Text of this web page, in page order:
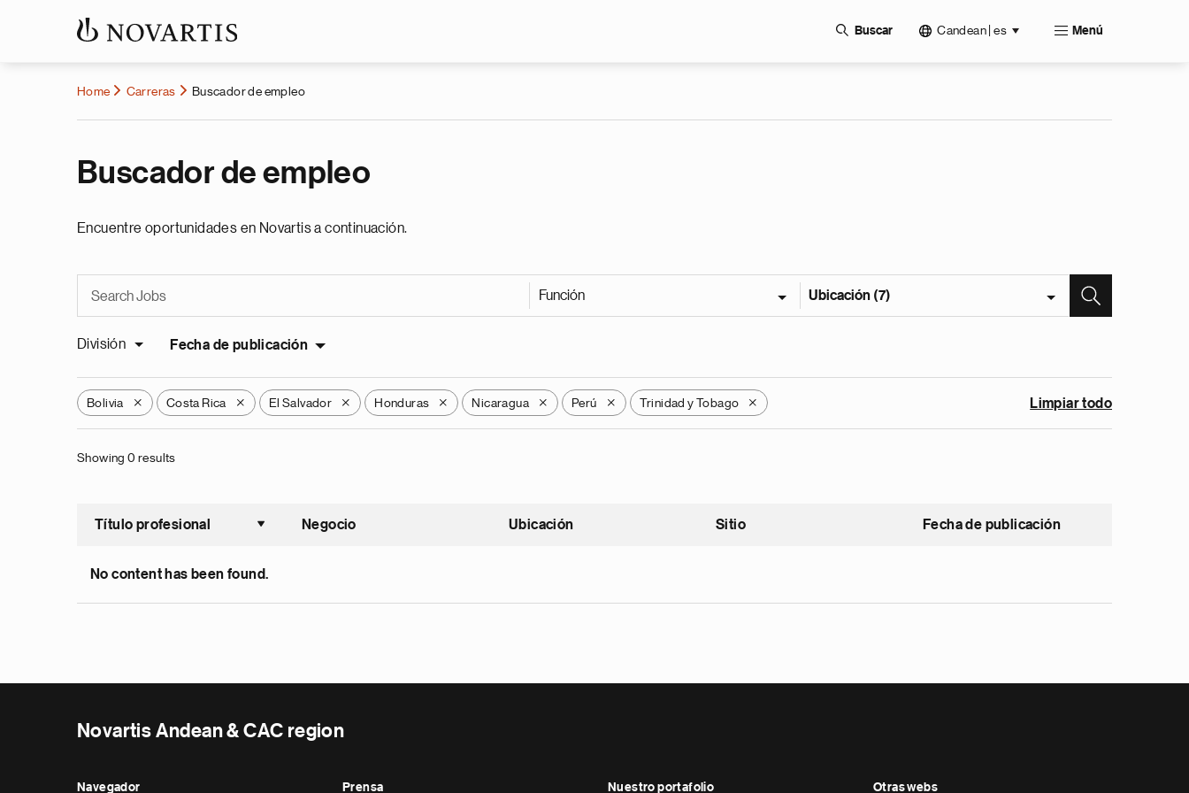
Buscar Candean | es Menú
Home Carreras Buscador de empleo
Buscador de empleo
Encuentre oportunidades en Novartis a continuación.
Función Ubicación (7)
División Fecha de publicación
Bolivia X Costa Rica X El Salvador X Honduras X Nicaragua X Perú X Trinidad y Tobago X Limpiar todo
Showing 0 results
Título profesional
Ordenar ascendente
Negocio Ubicación Sitio Fecha de publicación
No content has been found.
Novartis Andean & CAC region
Navegador Prensa Nuestro portafolio Otras webs